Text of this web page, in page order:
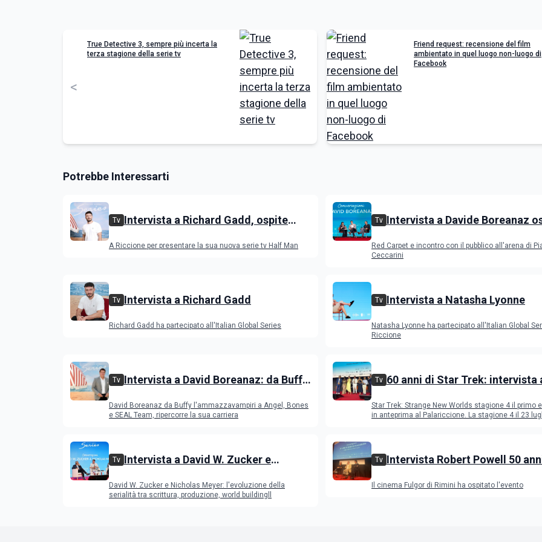
<
True Detective 3, sempre più incerta la
terza stagione della serie tv
Friend request: recensione del film
ambientato in quel luogo non-luogo di
Facebook
Potrebbe Interessarti
Tv Intervista a Richard Gadd, ospite
A Riccione per presentare la sua nuova serie tv Half Man
Tv Intervista a Davide Boreanaz
Red Carpet e incontro con il pubblico all'arena di
Ceccarini
Tv Intervista a Richard Gadd
Richard Gadd ha partecipato all'Italian Global Series
Tv Intervista a Natasha Lyonne
Natasha Lyonne ha partecipato all'Italian Global
Riccione
Tv Intervista a David Boreanaz: da Buffy
SEAL Team
David Boreanaz da Buffy l'ammazzavampiri a Angel, Bones
e SEAL Team, ripercorre la sua carriera
Tv 60 anni di Star Trek: intervista
Anson Mount
Star Trek: Strange New Worlds stagione 4 il primo
in anteprima al Palariccione. La stagione 4 il 23
Tv Intervista a David W. Zucker e
serialità internazionale
David W. Zucker e Nicholas Meyer: l'evoluzione della
serialità tra scrittura, produzione, world buildingll
Tv Intervista Robert Powell 50
pubblico
Il cinema Fulgor di Rimini ha ospitato l'evento